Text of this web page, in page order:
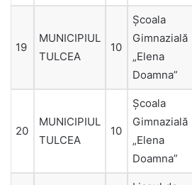
19
MUNICIPIUL
TULCEA
10
Școala
Gimnazială
„Elena
Doamna”
20
MUNICIPIUL
TULCEA
10
Școala
Gimnazială
„Elena
Doamna”